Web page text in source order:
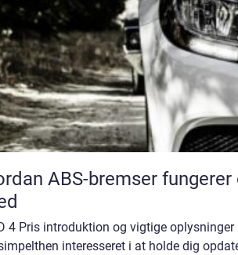
ABS-bremser
4 Pris introduktion og vigtige
interesseret i at holde dig